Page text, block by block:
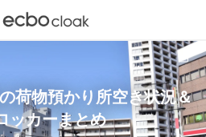
荷物預かり所空き状況＆
ッカーまとめ